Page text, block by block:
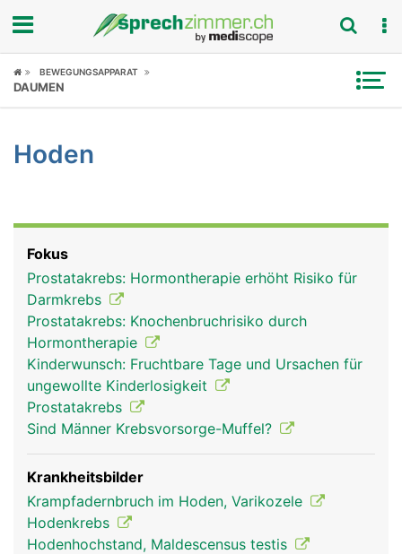
Fokus
Symptome
News
Ratgeber
Rubriken
BEWEGUNGSAPPARAT
DAUMEN
Hoden
Fokus
Prostatakrebs: Hormontherapie erhöht Risiko für
Darmkrebs
Prostatakrebs: Knochenbruchrisiko durch
Hormontherapie
Kinderwunsch: Fruchtbare Tage und Ursachen für
ungewollte Kinderlosigkeit
Prostatakrebs
Sind Männer Krebsvorsorge-Muffel?
Krankheitsbilder
Krampfadernbruch im Hoden, Varikozele
Hodenkrebs
Hodenhochstand, Maldescensus testis